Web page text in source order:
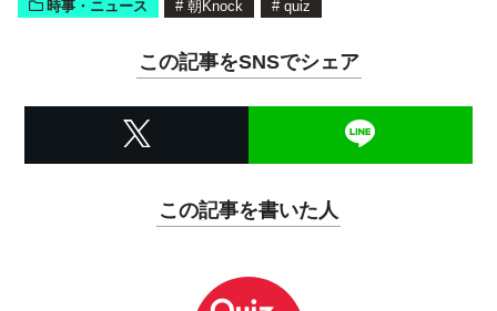
時事・ニュース # 朝Knock # quiz
この記事をSNSでシェア
この記事を書いた人